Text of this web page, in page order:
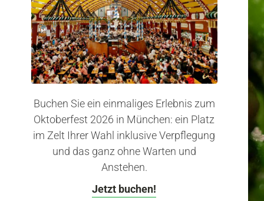
Buchen Sie ein einmaliges Erlebnis zum
Oktoberfest 2026 in München: ein Platz
im Zelt Ihrer Wahl inklusive Verpflegung
und das ganz ohne Warten und
Anstehen.
Jetzt buchen!
Mexikanisch essen in München